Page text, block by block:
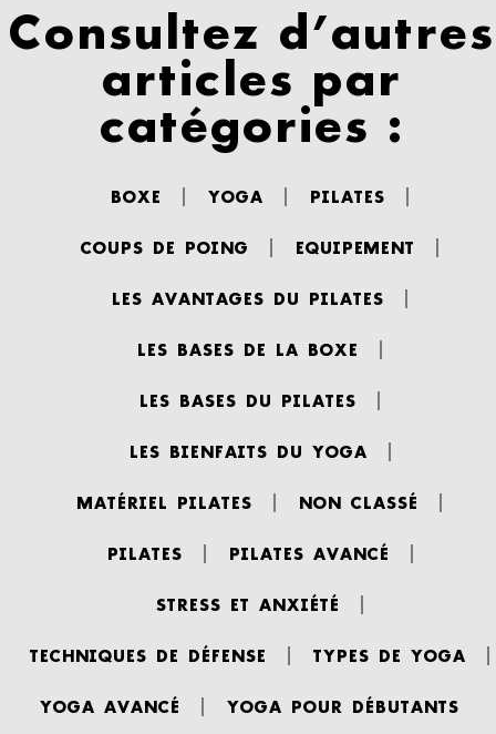
Consultez d’autres
articles par
catégories :
BOXE YOGA PILATES
COUPS DE POING EQUIPEMENT
LES AVANTAGES DU PILATES
LES BASES DE LA BOXE
LES BASES DU PILATES
LES BIENFAITS DU YOGA
MATÉRIEL PILATES NON CLASSÉ
PILATES PILATES AVANCÉ
STRESS ET ANXIÉTÉ
TECHNIQUES DE DÉFENSE TYPES DE YOGA
YOGA AVANCÉ YOGA POUR DÉBUTANTS